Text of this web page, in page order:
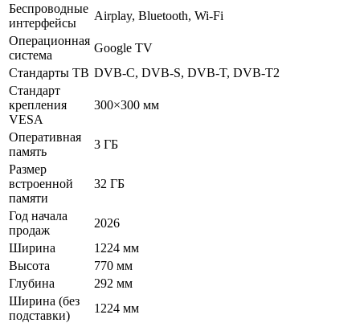
Беспроводные
интерфейсы
Airplay, Bluetooth, Wi-Fi
Операционная
система
Google TV
Стандарты ТВ DVB-C, DVB-S, DVB-T, DVB-T2
Стандарт
крепления
VESA
300×300 мм
Оперативная
память
3 ГБ
Размер
встроенной
памяти
32 ГБ
Год начала
продаж
2026
Ширина
1224 мм
Высота
770 мм
Глубина
292 мм
Ширина (без
подставки)
1224 мм